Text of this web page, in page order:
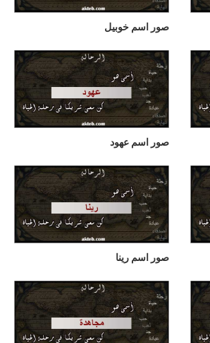
صور اسم خوبيل
صور اسم عهود
صور اسم رينا